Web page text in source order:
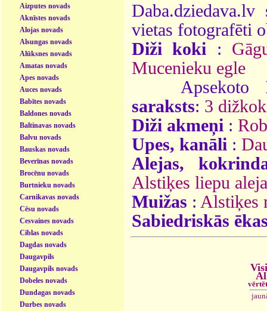
Aizputes novads
Aknīstes novads
Alojas novads
Alsungas novads
Alūksnes novads
Amatas novads
Apes novads
Auces novads
Babītes novads
Baldones novads
Baltinavas novads
Balvu novads
Bauskas novads
Beverīnas novads
Brocēnu novads
Burtnieku novads
Carnikavas novads
Cēsu novads
Cesvaines novads
Ciblas novads
Dagdas novads
Daugavpils
Daugavpils novads
Dobeles novads
Dundagas novads
Durbes novads
vietas fotografēti
Diži koki :
Mucenieku egle
Apsekoto
saraksts: 3
Diži akmeņi :
Upes, kanāli :
Alejas,
Alstiķes liepu aleja
Muižas : Alstiķes
Sabiedriskās